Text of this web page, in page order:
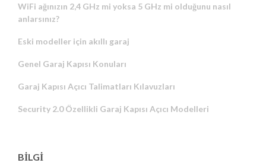
WiFi ağınızın 2,4 GHz mi yoksa 5 GHz mi olduğunu nasıl
anlarsınız?
Eski modeller için akıllı garaj
Genel Garaj Kapısı Konuları
Garaj Kapısı Açıcı Talimatları Kılavuzları
Security 2.0 Özellikli Garaj Kapısı Açıcı Modelleri
BİLGİ